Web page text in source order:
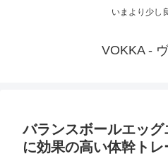
いまより少し
VOKKA -
バランスボールエッ
に効果の高い体幹トレ